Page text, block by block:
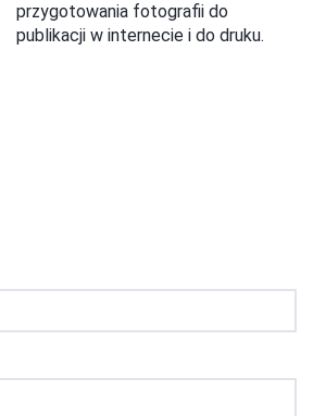
przygotowania fotografii do
publikacji w internecie i do druku.